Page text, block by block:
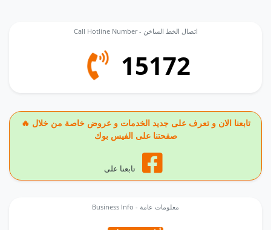
Call Hotline Number - اتصال الخط الساخن
15172
🔥 تابعنا الان و تعرف على جديد الخدمات و عروض خاصة من خلال
صفحتنا على الفيس بوك
تابعنا على
Business Info - معلومات عامة